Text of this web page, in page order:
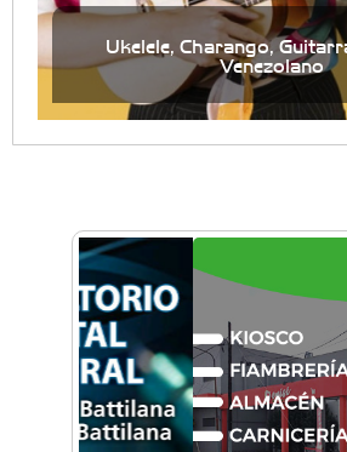
Ukelele, Charango,
Venezolano